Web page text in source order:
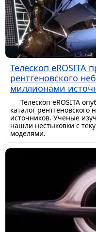
Телескоп eROSITA
рентгеновского
миллионами
Телескоп eROSITA
каталог
источников. Ученые
нашли нестыковки с
моделями.